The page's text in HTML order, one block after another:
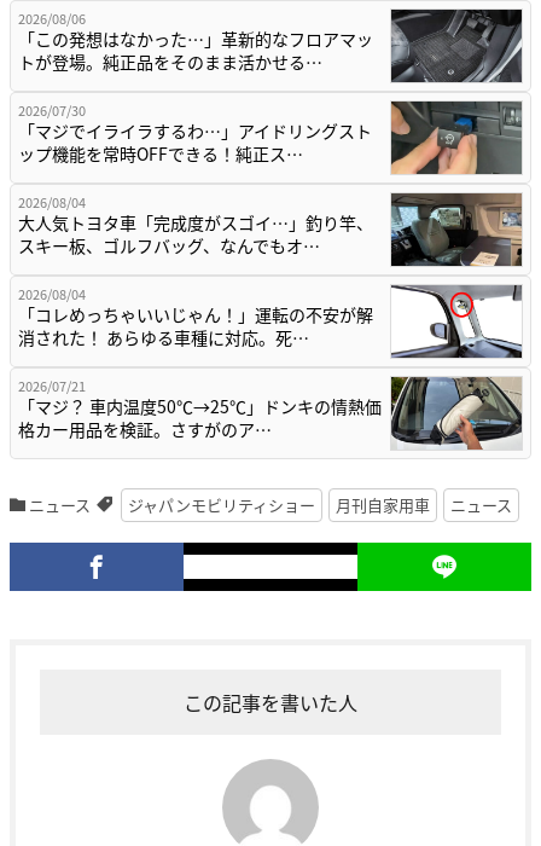
2026/08/06
「この発想はなかった…」革新的なフロアマッ
トが登場。純正品をそのまま活かせる…
2026/07/30
「マジでイライラするわ…」アイドリングスト
ップ機能を常時OFFできる！純正ス…
2026/08/04
大人気トヨタ車「完成度がスゴイ…」釣り竿、
スキー板、ゴルフバッグ、なんでもオ…
2026/08/04
「コレめっちゃいいじゃん！」運転の不安が解
消された！ あらゆる車種に対応。死…
2026/07/21
「マジ？ 車内温度50℃→25℃」ドンキの情熱価
格カー用品を検証。さすがのア…
ニュース ジャパンモビリティショー 月刊自家用車 ニュース
この記事を書いた人